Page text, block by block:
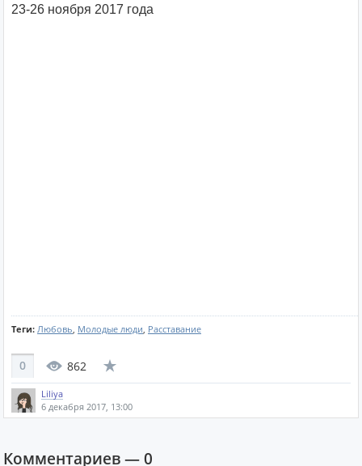
23-26 ноября 2017 года
Теги: Любовь Молодые люди Расставание
0 862
Liliya
6 декабря 2017, 13:00
Комментариев —0